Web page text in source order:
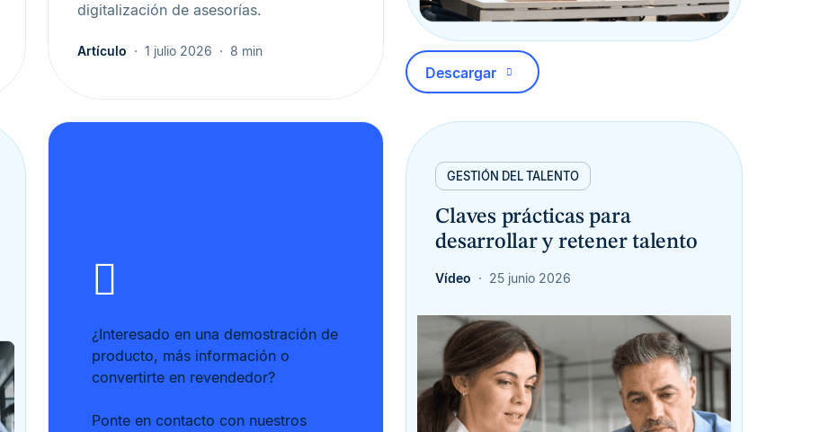
digitalización de asesorías.
Artículo 1 julio 2026 8 min
Descargar
¿Interesado en una demostración de
producto, más información o
convertirte en revendedor?
Ponte en contacto con nuestros
GESTIÓN DEL TALENTO
Claves prácticas para
desarrollar y retener talento
Vídeo 25 junio 2026